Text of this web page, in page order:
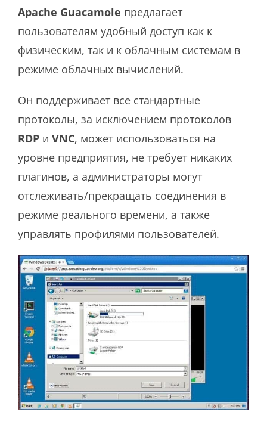
Apache Guacamole предлагает
пользователям удобный доступ как к
физическим, так и к облачным системам в
режиме облачных вычислений.
Он поддерживает все стандартные
протоколы, за исключением протоколов
RDP и VNC, может использоваться на
уровне предприятия, не требует никаких
плагинов, а администраторы могут
отслеживать/прекращать соединения в
режиме реального времени, а также
управлять профилями пользователей.